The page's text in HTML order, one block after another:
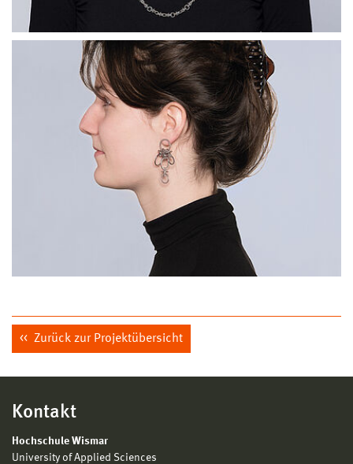
Zurück zur Projektübersicht
Kontakt
Hochschule Wismar
University of Applied Sciences